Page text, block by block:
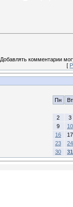
Добавлять комментарии
[
Пн Вт
2
3
9
10
16
17
23
24
30
31